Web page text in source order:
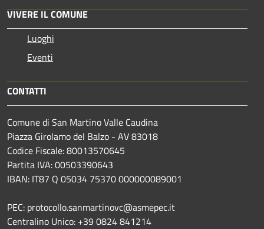
VIVERE IL COMUNE
Luoghi
Eventi
CONTATTI
Comune di San Martino Valle Caudina
Piazza Girolamo del Balzo - AV 83018
Codice Fiscale: 80013570645
Partita IVA: 00503390643
IBAN: IT87 Q 05034 75370 000000089001
PEC: protocollo.sanmartinovc@asmepec.it
Centralino Unico: +39 0824 841214